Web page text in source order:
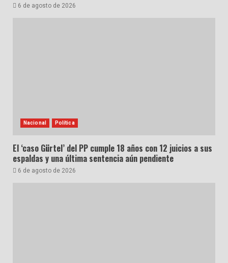
6 de agosto de 2026
Nacional Política
El ‘caso Gürtel’ del PP cumple 18 años con 12 juicios a sus
espaldas y una última sentencia aún pendiente
6 de agosto de 2026